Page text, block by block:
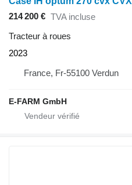
214 200 € TVA incluse
Tracteur à roues
2023
France, Fr-55100 Verdun
E-FARM GmbH